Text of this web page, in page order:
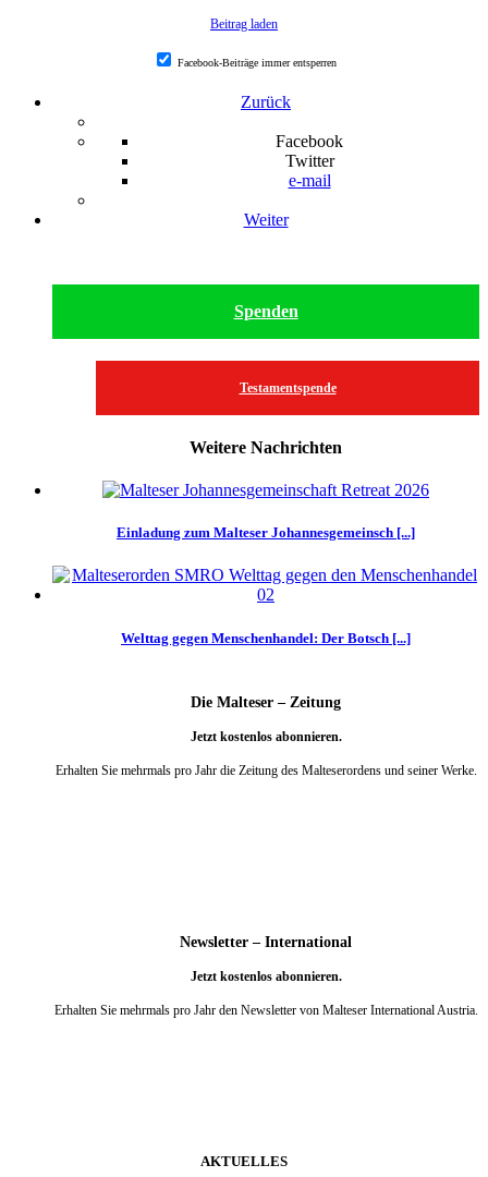
Beitrag laden
Facebook-Beiträge immer entsperren
Zurück
Facebook
Twitter
e-mail
Weiter
Spenden
Testamentspende
Weitere Nachrichten
Einladung zum Malteser Johannesgemeinsch [...]
Welttag gegen Menschenhandel: Der Botsch [...]
Die Malteser – Zeitung
Jetzt kostenlos abonnieren.
Erhalten Sie mehrmals pro Jahr die Zeitung des Malteserordens und seiner Werke.
Newsletter – International
Jetzt kostenlos abonnieren.
Erhalten Sie mehrmals pro Jahr den Newsletter von Malteser International Austria.
AKTUELLES